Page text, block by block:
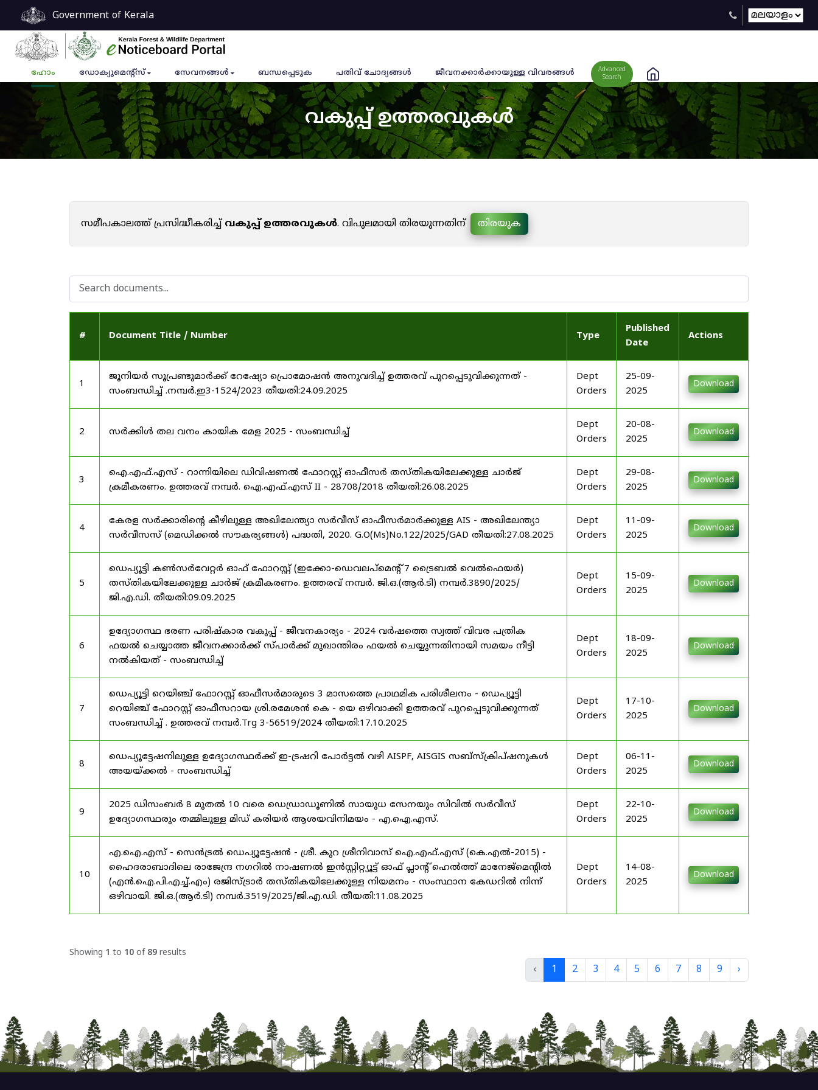
Government of Kerala
ഹോം ഡോക്യുമെൻ്റ്സ് സേവനങ്ങൾ ബന്ധപ്പെടുക പതിവ് ചോദ്യങ്ങൾ ജീവനക്കാര്‍ക്കായുള്ള വിവരങ്ങള്‍
Advanced
Search
വകുപ്പ് ഉത്തരവുകൾ
സമീപകാലത്ത് പ്രസിദ്ധീകരിച്ച്വകുപ്പ് ഉത്തരവുകൾ. വിപുലമായി തിരയുന്നതിന് തിരയുക
# Document Title / Number Type
Published
Date
Actions
1
ജൂനിയർ സൂപ്രണ്ടുമാർക്ക് റേഷ്യോ പ്രൊമോഷൻ അനുവദിച്ച് ഉത്തരവ് പുറപ്പെടുവിക്കുന്നത് -
സംബന്ധിച്ച് .നമ്പർ.ഇ3-1524/2023 തീയതി:24.09.2025
Dept
Orders
25-09-
2025
Download
2 സർക്കിൾ തല വനം കായിക മേള 2025 - സംബന്ധിച്ച്
Dept
Orders
20-08-
2025
Download
3
ഐ.എഫ്.എസ് - റാന്നിയിലെ ഡിവിഷണൽ ഫോറസ്റ്റ് ഓഫീസർ തസ്തികയിലേക്കുള്ള ചാർജ്
ക്രമീകരണം. ഉത്തരവ് നമ്പർ. ഐ.എഫ്.എസ് II - 28708/2018 തീയതി:26.08.2025
Dept
Orders
29-08-
2025
Download
4
കേരള സർക്കാരിന്റെ കീഴിലുള്ള അഖിലേന്ത്യാ സർവീസ് ഓഫീസർമാർക്കുള്ള AIS - അഖിലേന്ത്യാ
സർവീസസ് (മെഡിക്കൽ സൗകര്യങ്ങൾ) പദ്ധതി, 2020. G.O(Ms)No.122/2025/GAD തീയതി:27.08.2025
Dept
Orders
11-09-
2025
Download
5
ഡെപ്യൂട്ടി കൺസർവേറ്റർ ഓഫ് ഫോറസ്റ്റ് (ഇക്കോ-ഡെവലപ്മെന്റ് 7 ട്രൈബൽ വെൽഫെയർ)
തസ്തികയിലേക്കുള്ള ചാർജ് ക്രമീകരണം. ഉത്തരവ് നമ്പർ. ജി.ഒ.(ആർ.ടി) നമ്പർ.3890/2025/
ജി.എ.ഡി. തീയതി:09.09.2025
Dept
Orders
15-09-
2025
Download
6
ഉദ്യോഗസ്ഥ ഭരണ പരിഷ്കാര വകുപ്പ് - ജീവനകാര്യം - 2024 വർഷത്തെ സ്വത്ത് വിവര പത്രിക
ഫയൽ ചെയ്യാത്ത ജീവനക്കാർക്ക് സ്പാർക്ക് മുഖാന്തിരം ഫയൽ ചെയ്യുന്നതിനായി സമയം നീട്ടി
നൽകിയത് - സംബന്ധിച്ച്
Dept
Orders
18-09-
2025
Download
7
ഡെപ്യൂട്ടി റെയിഞ്ച് ഫോറസ്റ്റ് ഓഫീസർമാരുടെ 3 മാസത്തെ പ്രാഥമിക പരിശീലനം - ഡെപ്യൂട്ടി
റെയിഞ്ച് ഫോറസ്റ്റ് ഓഫീസറായ ശ്രി.രമേശൻ കെ - യെ ഒഴിവാക്കി ഉത്തരവ് പുറപ്പെടുവിക്കുന്നത്
സംബന്ധിച്ച് . ഉത്തരവ് നമ്പർ.Trg 3-56519/2024 തീയതി:17.10.2025
Dept
Orders
17-10-
2025
Download
8
ഡെപ്യൂട്ടേഷനിലുള്ള ഉദ്യോഗസ്ഥർക്ക് ഇ-ട്രഷറി പോർട്ടൽ വഴി AISPF, AISGIS സബ്‌സ്‌ക്രിപ്‌ഷനുകൾ
അയയ്ക്കൽ - സംബന്ധിച്ച്
Dept
Orders
06-11-
2025
Download
9
2025 ഡിസംബർ 8 മുതൽ 10 വരെ ഡെഡ്രാഡൂണിൽ സായുധ സേനയും സിവിൽ സർവീസ്
ഉദ്യോഗസ്ഥരും തമ്മിലുള്ള മിഡ് കരിയർ ആശയവിനിമയം - എ.ഐ.എസ്.
Dept
Orders
22-10-
2025
Download
10
എ.ഐ.എസ് - സെൻട്രൽ ഡെപ്യൂട്ടേഷൻ - ശ്രീ. കുറ ശ്രീനിവാസ് ഐ.എഫ്.എസ് (കെ.എൽ-2015) -
ഹൈദരാബാദിലെ രാജേന്ദ്ര നഗറിൽ നാഷണൽ ഇൻസ്റ്റിറ്റ്യൂട്ട് ഓഫ് പ്ലാന്റ് ഹെൽത്ത് മാനേജ്‌മെന്റിൽ
(എൻ.ഐ.പി.എച്ച്.എം) രജിസ്ട്രാർ തസ്തികയിലേക്കുള്ള നിയമനം - സംസ്ഥാന കേഡറിൽ നിന്ന്
ഒഴിവായി. ജി.ഒ.(ആർ.ടി) നമ്പർ.3519/2025/ജി.എ.ഡി. തീയതി:11.08.2025
Dept
Orders
14-08-
2025
Download
Showing 1 to 10 of 89 results
‹ 1 2 3 4 5 6 7 8 9 ›